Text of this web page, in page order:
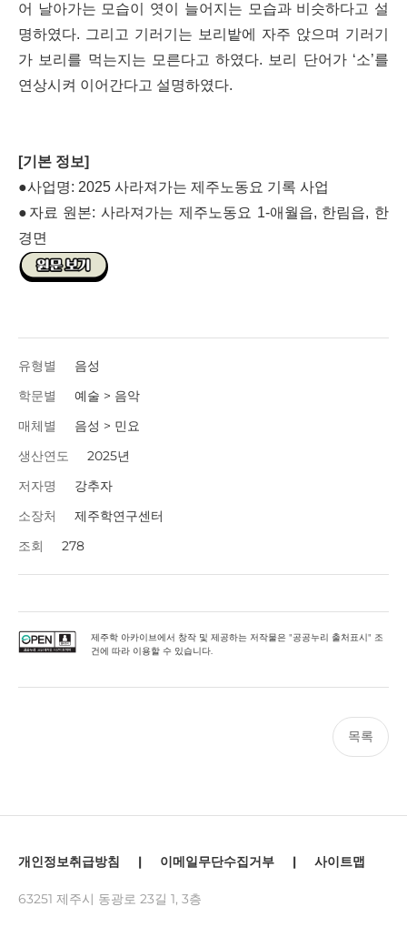
어 날아가는 모습이 엿이 늘어지는 모습과 비슷하다고 설
명하였다. 그리고 기러기는 보리밭에 자주 앉으며 기러기
가 보리를 먹는지는 모른다고 하였다. 보리 단어가 ‘소’를
연상시켜 이어간다고 설명하였다.
[기본 정보]
●사업명: 2025 사라져가는 제주노동요 기록 사업
●자료 원본: 사라져가는 제주노동요 1-애월읍, 한림읍, 한
경면
유형별
음성
학문별
예술 > 음악
매체별
음성 > 민요
생산연도
2025년
저자명
강추자
소장처
제주학연구센터
조회
278
제주학 아카이브에서 창작 및 제공하는 저작물은 "공공누리 출처표시" 조
건에 따라 이용할 수 있습니다.
목록
개인정보취급방침 | 이메일무단수집거부 | 사이트맵
63251 제주시 동광로 23길 1, 3층